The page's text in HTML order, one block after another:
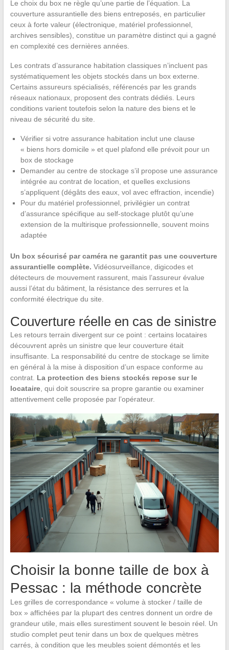
Le choix du box ne règle qu’une partie de l’équation. La
couverture assurantielle des biens entreposés, en particulier
ceux à forte valeur (électronique, matériel professionnel,
archives sensibles), constitue un paramètre distinct qui a gagné
en complexité ces dernières années.
Les contrats d’assurance habitation classiques n’incluent pas
systématiquement les objets stockés dans un box externe.
Certains assureurs spécialisés, référencés par les grands
réseaux nationaux, proposent des contrats dédiés. Leurs
conditions varient toutefois selon la nature des biens et le
niveau de sécurité du site.
Vérifier si votre assurance habitation inclut une clause
« biens hors domicile » et quel plafond elle prévoit pour un
box de stockage
Demander au centre de stockage s’il propose une assurance
intégrée au contrat de location, et quelles exclusions
s’appliquent (dégâts des eaux, vol avec effraction, incendie)
Pour du matériel professionnel, privilégier un contrat
d’assurance spécifique au self-stockage plutôt qu’une
extension de la multirisque professionnelle, souvent moins
adaptée
Un box sécurisé par caméra ne garantit pas une couverture
assurantielle complète. Vidéosurveillance, digicodes et
détecteurs de mouvement rassurent, mais l’assureur évalue
aussi l’état du bâtiment, la résistance des serrures et la
conformité électrique du site.
Couverture réelle en cas de sinistre
Les retours terrain divergent sur ce point : certains locataires
découvrent après un sinistre que leur couverture était
insuffisante. La responsabilité du centre de stockage se limite
en général à la mise à disposition d’un espace conforme au
contrat. La protection des biens stockés repose sur le
locataire, qui doit souscrire sa propre garantie ou examiner
attentivement celle proposée par l’opérateur.
Choisir la bonne taille de box à
Pessac : la méthode concrète
Les grilles de correspondance « volume à stocker / taille de
box » affichées par la plupart des centres donnent un ordre de
grandeur utile, mais elles surestiment souvent le besoin réel. Un
studio complet peut tenir dans un box de quelques mètres
carrés, à condition que les meubles soient démontés et les